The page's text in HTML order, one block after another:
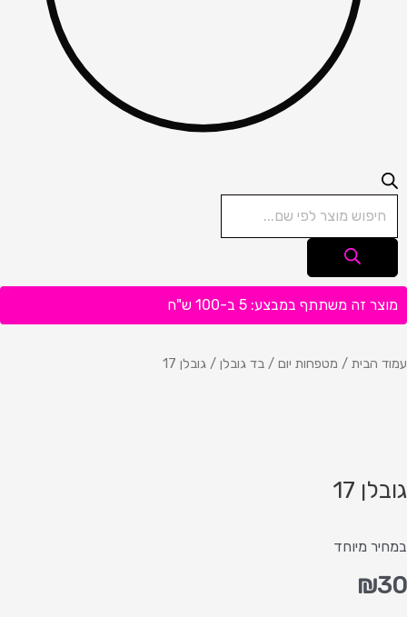
מוצר זה משתתף במבצע: 5 ב-100 ש"ח
עמוד הבית / מטפחות יום / בד גובלן / גובלן 17
גובלן 17
במחיר מיוחד
₪30